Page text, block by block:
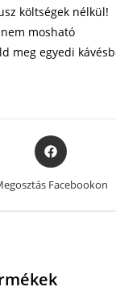
költségek nélkül!
mosható
meg egyedi
Opens
in
new
Facebookon